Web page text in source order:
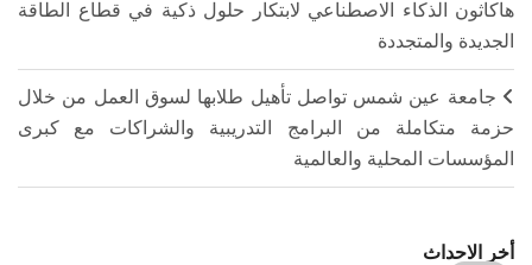
هاكاثون الذكاء الاصطناعي لابتكار حلول ذكية في قطاع الطاقة
الجديدة والمتجددة
جامعة عين شمس تواصل تأهيل طلابها لسوق العمل من خلال
حزمة متكاملة من البرامج التدريبية والشراكات مع كبرى
المؤسسات المحلية والعالمية
أخر الاحداث